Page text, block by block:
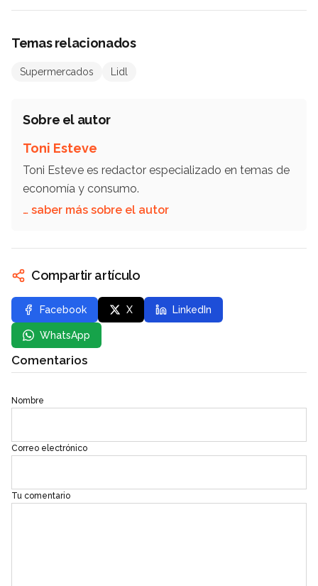
Temas relacionados
Supermercados Lidl
Sobre el autor
Toni Esteve
Toni Esteve es redactor especializado en temas de
economía y consumo.
… saber más sobre el autor
Compartir artículo
Facebook X LinkedIn
WhatsApp
Comentarios
Nombre
Correo electrónico
Tu comentario